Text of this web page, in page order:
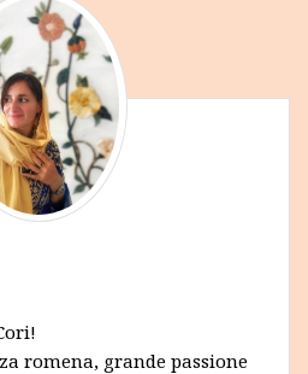
romena, grande passione